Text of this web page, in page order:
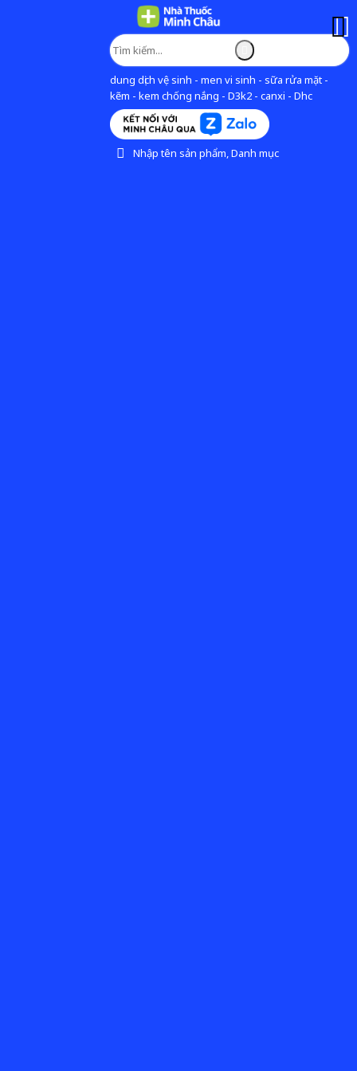
dung dịch vệ sinh - men vi sinh - sữa rửa mặt -
kẽm - kem chống nắng - D3k2 - canxi - Dhc
Nhập tên sản phẩm, Danh mục